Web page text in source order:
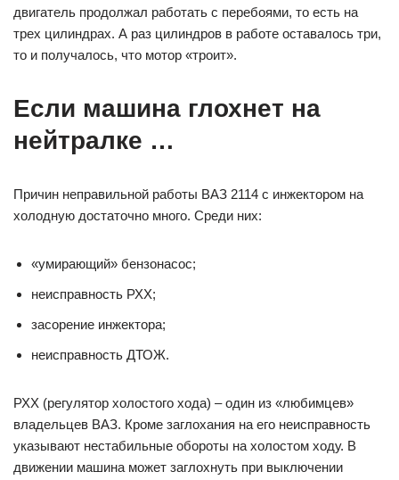
двигатель продолжал работать с перебоями, то есть на
трех цилиндрах. А раз цилиндров в работе оставалось три,
то и получалось, что мотор «троит».
Если машина глохнет на
нейтралке …
Причин неправильной работы ВАЗ 2114 с инжектором на
холодную достаточно много. Среди них:
«умирающий» бензонасос;
неисправность РХХ;
засорение инжектора;
неисправность ДТОЖ.
РХХ (регулятор холостого хода) – один из «любимцев»
владельцев ВАЗ. Кроме заглохания на его неисправность
указывают нестабильные обороты на холостом ходу. В
движении машина может заглохнуть при выключении